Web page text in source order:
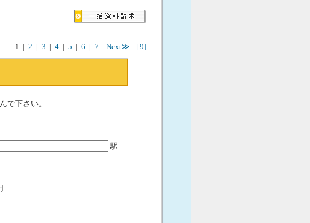
1 2 3 4 5 6 7 Next≫ [9]
で下さい。
駅